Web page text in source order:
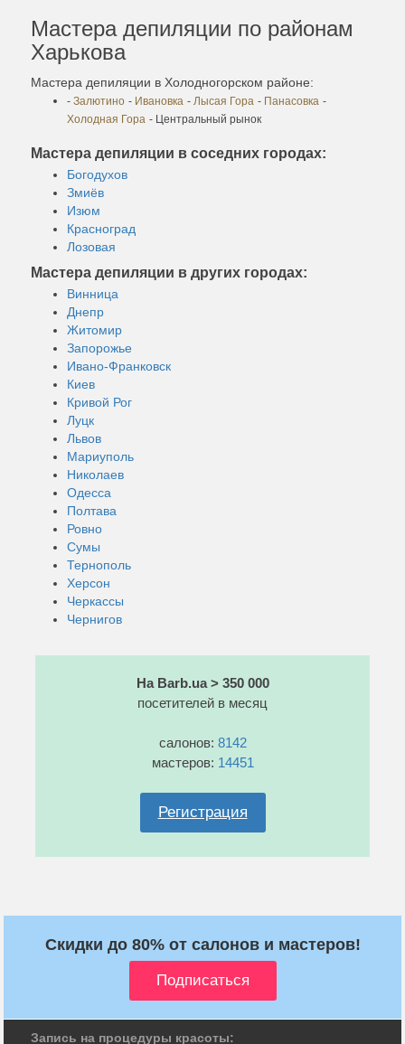
Мастера депиляции по районам
Харькова
Мастера депиляции в Холодногорском районе:
- Залютино - Ивановка - Лысая Гора - Панасовка -
Холодная Гора - Центральный рынок
Мастера депиляции в соседних городах:
Богодухов
Змиёв
Изюм
Красноград
Лозовая
Мастера депиляции в других городах:
Винница
Днепр
Житомир
Запорожье
Ивано-Франковск
Киев
Кривой Рог
Луцк
Львов
Мариуполь
Николаев
Одесса
Полтава
Ровно
Сумы
Тернополь
Херсон
Черкассы
Чернигов
На Barb.ua > 350 000
посетителей в месяц
салонов: 8142
мастеров: 14451
Регистрация
Скидки до 80% от салонов и мастеров!
Запись на процедуры красоты: